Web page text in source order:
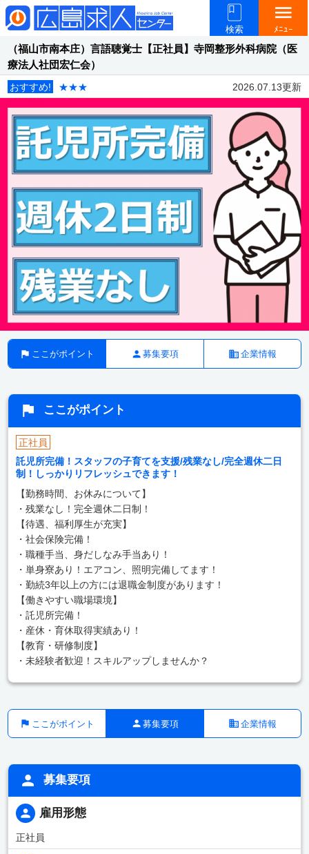
検索
menu
ﾒﾆｭｰ
（福山市南本庄）言語聴覚士【正社員】寺岡整形外科病院（医
療法人社団宏仁会）
おすすめ! ★★★ 2026.07.13更新
ここがポイント 募集要項 企業情報
ここがポイント
正社員
託児所完備！スタッフの子育てを支援/残業なし/完全週休二日
制！しっかりリフレッシュできます！
【勤務時間、お休みについて】
・残業なし！完全週休二日制！
【待遇、福利厚生が充実】
・社会保険完備！
・職種手当、身だしなみ手当あり！
・単身寮あり！エアコン、照明完備してます！
・勤続3年以上の方には退職金制度があります！
【働きやすい職場環境】
・託児所完備！
・産休・育休取得実績あり！
【教育・研修制度】
・未経験者歓迎！スキルアップしませんか？
ここがポイント 募集要項 企業情報
募集要項
雇用形態
正社員